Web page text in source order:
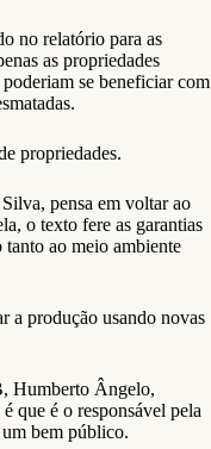
no relatório para as
as propriedades
se beneficiar com
propriedades.
pensa em voltar ao
o texto fere as garantias
tanto ao meio ambiente
a produção usando novas
Humberto Ângelo,
que é o responsável pela
um bem público.